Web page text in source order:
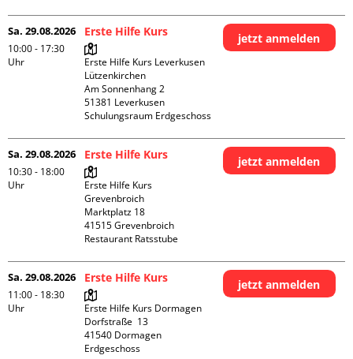
Sa. 29.08.2026
10:00 - 17:30
Uhr
Erste Hilfe Kurs
Erste Hilfe Kurs Leverkusen
Lützenkirchen
Am Sonnenhang 2
51381 Leverkusen
Schulungsraum Erdgeschoss
jetzt anmelden
Sa. 29.08.2026
10:30 - 18:00
Uhr
Erste Hilfe Kurs
Erste Hilfe Kurs
Grevenbroich
Marktplatz 18
41515 Grevenbroich
Restaurant Ratsstube
jetzt anmelden
Sa. 29.08.2026
11:00 - 18:30
Uhr
Erste Hilfe Kurs
Erste Hilfe Kurs Dormagen
Dorfstraße  13
41540 Dormagen
Erdgeschoss
jetzt anmelden